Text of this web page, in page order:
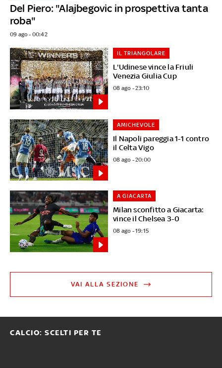
Del Piero: "Alajbegovic in prospettiva tanta
roba"
09 ago - 00:42
L'Udinese vince la Friuli
Venezia Giulia Cup
IL TRIANGOLARE
08 ago - 23:10
Il Napoli pareggia 1-1 contro
il Celta Vigo
AMICHEVOLE
08 ago - 20:00
Milan sconfitto a Giacarta:
vince il Chelsea 3-0
A GIACARTA
08 ago - 19:15
VAI ALLA SEZIONE
CALCIO: SCELTI PER TE